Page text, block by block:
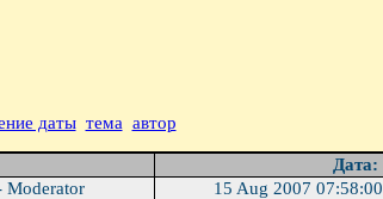
даты тема автор
Дата:
Moderator 15 Aug 2007 07:58:00